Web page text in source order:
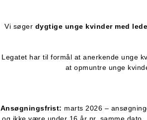
Vi søger dygtige unge kvinder med
Legatet har til formål at anerkende unge
at opmuntre unge
Ansøgningsfrist: marts 2026 –
og ikke være under 16 år pr. samme